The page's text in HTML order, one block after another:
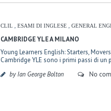
CLIL ESAMI DI INGLESE GENERAL
CAMBRIDGE YLE A MILANO
Young Learners English: Starters,
Cambridge YLE sono i primi passi di
by Ian George Bolton
No